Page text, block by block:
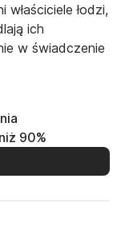
łodzi,
ich
w świadczenie
90%